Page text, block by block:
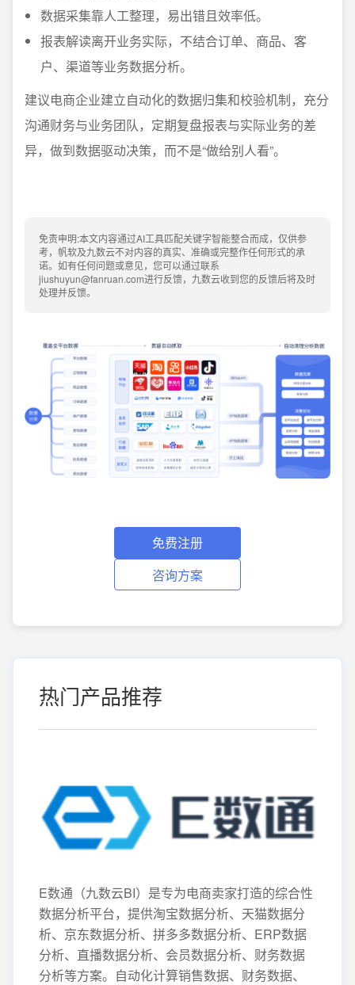
数据采集靠人工整理，易出错且效率低。
报表解读离开业务实际，不结合订单、商品、客
户、渠道等业务数据分析。
建议电商企业建立自动化的数据归集和校验机制，充分
沟通财务与业务团队，定期复盘报表与实际业务的差
异，做到数据驱动决策，而不是“做给别人看”。
免责申明:本文内容通过AI工具匹配关键字智能整合而成，仅供参
考，帆软及九数云不对内容的真实、准确或完整作任何形式的承
诺。如有任何问题或意见，您可以通过联系
jiushuyun@fanruan.com进行反馈，九数云收到您的反馈后将及时
处理并反馈。
免费注册
咨询方案
热门产品推荐
E数通（九数云BI）是专为电商卖家打造的综合性
数据分析平台，提供淘宝数据分析、天猫数据分
析、京东数据分析、拼多多数据分析、ERP数据
分析、直播数据分析、会员数据分析、财务数据
分析等方案。自动化计算销售数据、财务数据、